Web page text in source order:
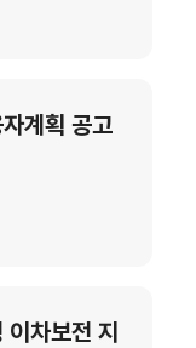
계획 공고
차보전 지